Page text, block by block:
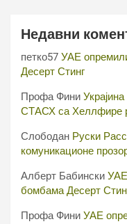
Недавни
петко57 УАЕ
Десерт Стинг
Профа Фини
СТАСХ са Хеллфире
Слободан Руски
комуникационе
Алберт Бабински
бомбама Десерт
Профа Фини УАЕ